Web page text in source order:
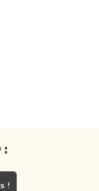
:
!